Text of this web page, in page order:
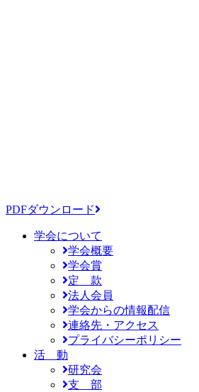
PDFダウンロード
学会について
学会概要
学会賞
定 款
法人会員
学会からの情報配信
連絡先・アクセス
プライバシーポリシー
活 動
研究会
支 部